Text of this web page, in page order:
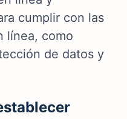
cumplir con las
línea, como
de datos y